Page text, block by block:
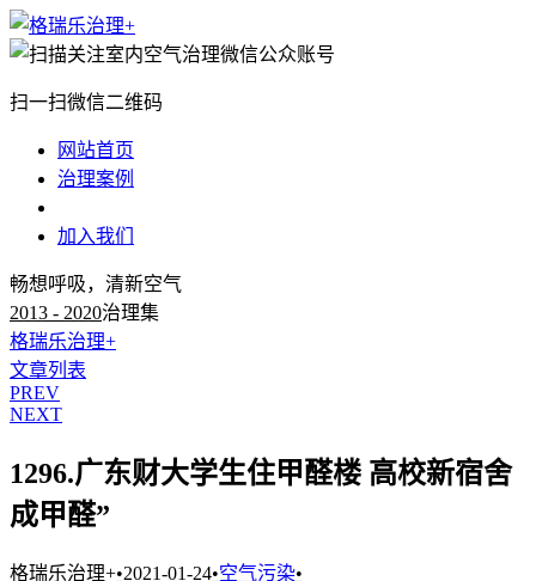
扫一扫微信二维码
网站首页
治理案例
加入我们
畅想呼吸，清新空气
2013 - 2020治理集
格瑞乐治理+
文章列表
PREV
NEXT
1296.广东财大学生住甲醛楼 高校新宿舍
成甲醛”
格瑞乐治理+•2021-01-24•空气污染•